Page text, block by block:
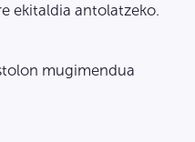
ekitaldia antolatzeko.
mugimendua